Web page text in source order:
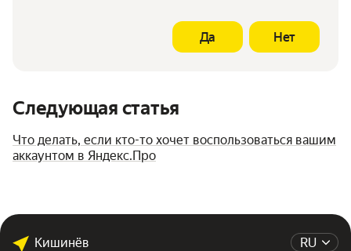
Да Нет
Следующая статья
Что делать, если кто-то хочет воспользоваться вашим
аккаунтом в Яндекс.Про
RU
Кишинёв